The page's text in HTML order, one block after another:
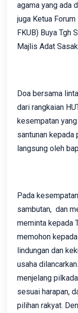
agama yang ada
juga Ketua
FKUB) Buya Tgh
Majlis Adat
Doa bersama
dari rangkaian
kesempatan
santunan kepada
langsung oleh
Pada
sambutan, dan
meminta kepada
memohon
lindungan dan
usaha
menjelang
sesuai harapan,
pilihan rakyat.